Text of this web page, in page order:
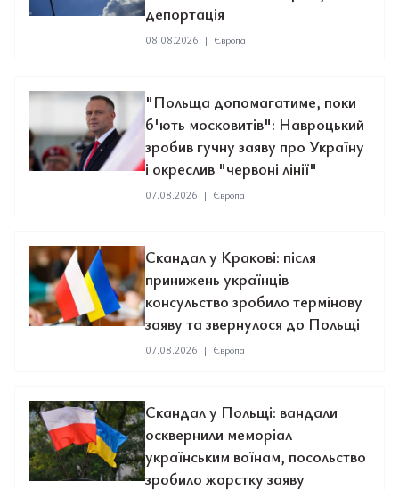
депортація
08.08.2026 | Європа
"Польща допомагатиме, поки
б'ють московитів": Навроцький
зробив гучну заяву про Україну
і окреслив "червоні лінії"
07.08.2026 | Європа
Скандал у Кракові: після
принижень українців
консульство зробило термінову
заяву та звернулося до Польщі
07.08.2026 | Європа
Скандал у Польщі: вандали
осквернили меморіал
українським воїнам, посольство
зробило жорстку заяву